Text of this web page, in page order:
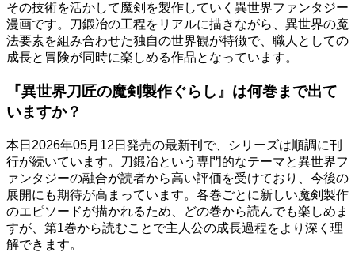
その技術を活かして魔剣を製作していく異世界ファンタジー
漫画です。刀鍛冶の工程をリアルに描きながら、異世界の魔
法要素を組み合わせた独自の世界観が特徴で、職人としての
成長と冒険が同時に楽しめる作品となっています。
『異世界刀匠の魔剣製作ぐらし』は何巻まで出て
いますか？
本日2026年05月12日発売の最新刊で、シリーズは順調に刊
行が続いています。刀鍛冶という専門的なテーマと異世界フ
ァンタジーの融合が読者から高い評価を受けており、今後の
展開にも期待が高まっています。各巻ごとに新しい魔剣製作
のエピソードが描かれるため、どの巻から読んでも楽しめま
すが、第1巻から読むことで主人公の成長過程をより深く理
解できます。